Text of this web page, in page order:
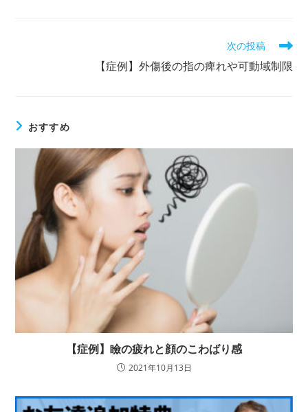
次の投稿
【症例】外傷後の指の痺れや可動域制限
おすすめ
【症例】瞼の疲れと顔のこわばり感
2021年10月13日